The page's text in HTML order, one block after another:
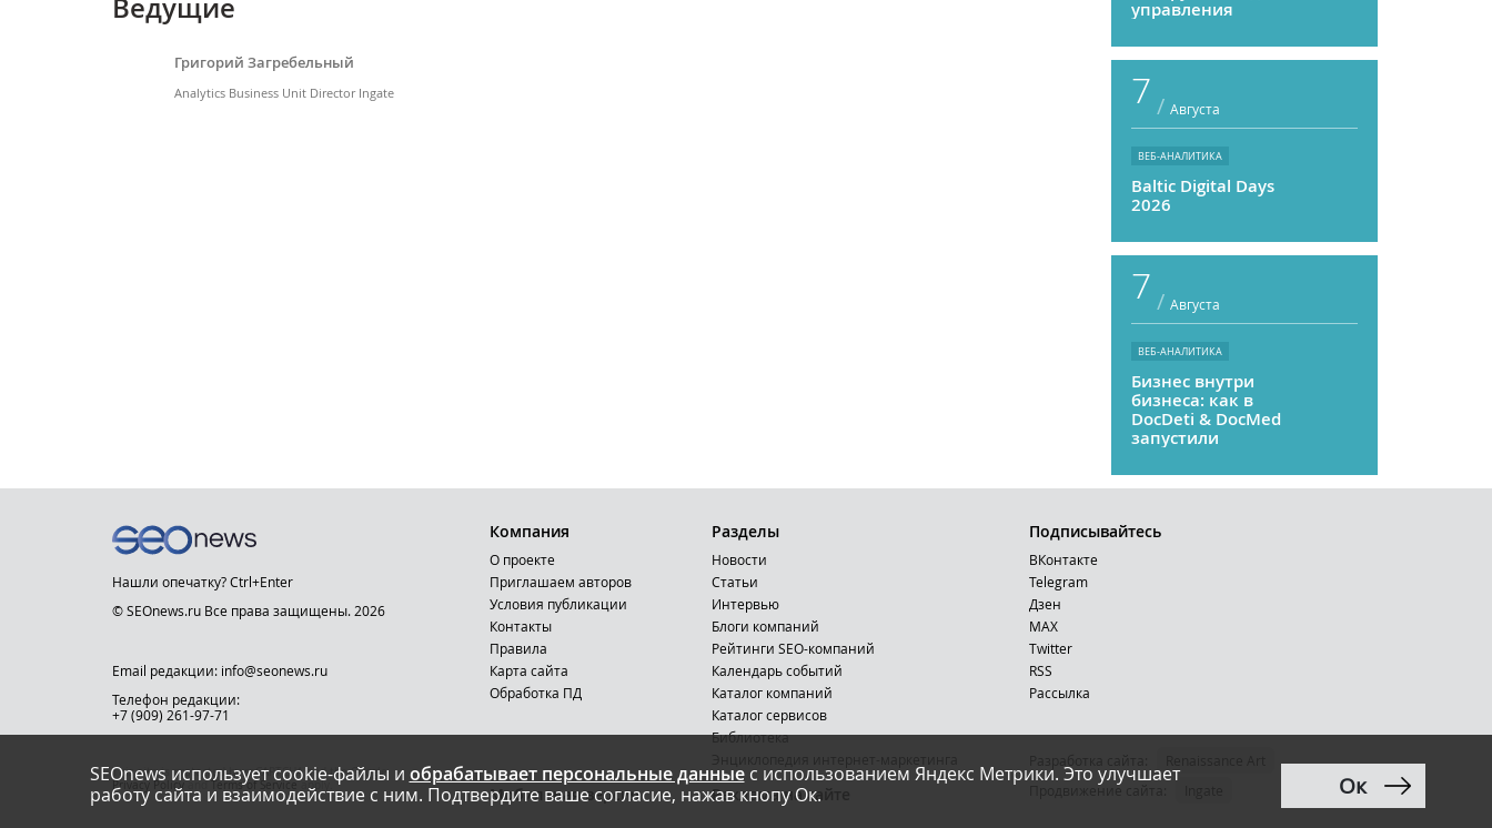
Ведущие
Григорий Загребельный
Analytics Business Unit Director Ingate
управления
7 / Августа
ВЕБ-АНАЛИТИКА
Baltic Digital Days
2026
7 / Августа
ВЕБ-АНАЛИТИКА
Бизнес внутри
бизнеса: как в
DocDeti & DocMed
запустили
как стартап
SEOnews использует cookie-файлы и обрабатывает персональные данныес использованием Яндекс Метрики. Это улучшает
работу сайта и взаимодействие с ним. Подтвердите ваше согласие, нажав кнопу Ок.
Ок
Нашли опечатку? Ctrl+Enter
© SEOnews.ru Все права защищены. 2026
Email редакции: info@seonews.ru
Телефон редакции:
+7 (909) 261-97-71
This site is protected by reCAPTCHA and the Google
Privacy Policyand Terms of Serviceapply.
Компания
О проекте
Приглашаем авторов
Условия публикации
Контакты
Правила
Карта сайта
Обработка ПД
Мобильная версия
Разделы
Новости
Статьи
Интервью
Блоги компаний
Рейтинги SEO-компаний
Календарь событий
Каталог компаний
Каталог сервисов
Библиотека
Реклама на сайте
Подписывайтесь
ВКонтакте
Telegram
Дзен
MAX
Тwitter
RSS
Рассылка
Продвижение сайта
12+